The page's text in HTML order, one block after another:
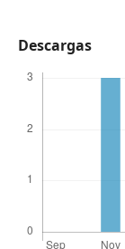
Descargas